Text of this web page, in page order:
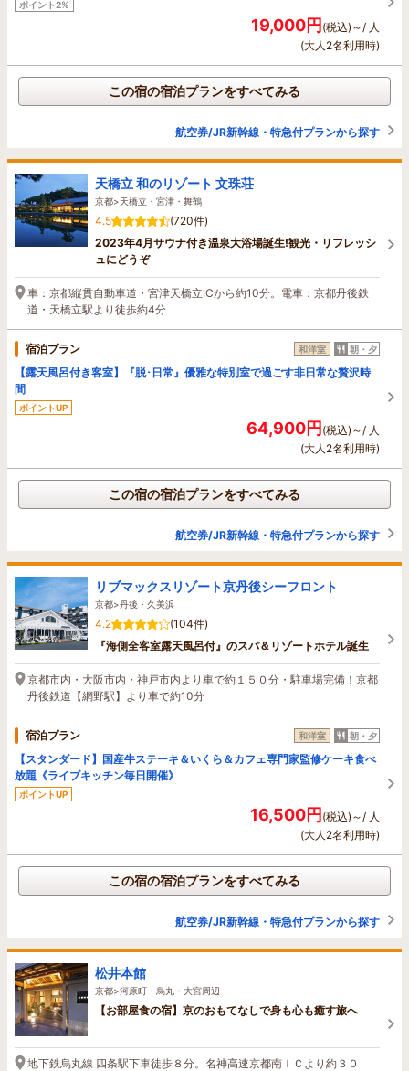
ポイント2%
19,000円(税込)～/ 人
(大人2名利用時)
この宿の宿泊プランをすべてみる
航空券/JR新幹線・特急付プランから探す
天橋立 和のリゾート 文珠荘
京都>天橋立・宮津・舞鶴
4.5
(720件)
2023年4月サウナ付き温泉大浴場誕生!観光・リフレッシ
ュにどうぞ
車：京都縦貫自動車道・宮津天橋立ICから約10分。電車：京都丹後鉄
道・天橋立駅より徒歩約4分
宿泊プラン 和洋室 朝・夕
【露天風呂付き客室】『脱･日常』優雅な特別室で過ごす非日常な贅沢時
間
ポイントUP
64,900円(税込)～/ 人
(大人2名利用時)
この宿の宿泊プランをすべてみる
航空券/JR新幹線・特急付プランから探す
リブマックスリゾート京丹後シーフロント
京都>丹後・久美浜
4.2
(104件)
『海側全客室露天風呂付』のスパ＆リゾートホテル誕生
京都市内・大阪市内・神戸市内より車で約１５０分・駐車場完備！京都
丹後鉄道【網野駅】より車で約10分
宿泊プラン 和洋室 朝・夕
【スタンダード】国産牛ステーキ＆いくら＆カフェ専門家監修ケーキ食べ
放題《ライブキッチン毎日開催》
ポイントUP
16,500円(税込)～/ 人
(大人2名利用時)
この宿の宿泊プランをすべてみる
航空券/JR新幹線・特急付プランから探す
松井本館
京都>河原町・烏丸・大宮周辺
【お部屋食の宿】京のおもてなしで身も心も癒す旅へ
地下鉄烏丸線 四条駅下車徒歩８分。名神高速京都南ＩＣより約３０